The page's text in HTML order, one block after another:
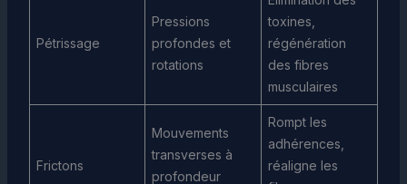
Pétrissage
Pressions
profondes et
rotations
toxines,
régénération
des fibres
musculaires
Frictons
Mouvements
transverses à
profondeur
Rompt les
adhérences,
réaligne les